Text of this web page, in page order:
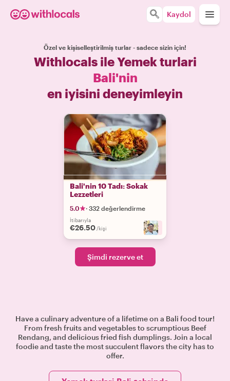
Kaydol
Özel ve kişiselleştirilmiş turlar - sadece sizin için!
Withlocals ile Yemek turlari
Bali'nin
en iyisini deneyimleyin
Bali'nin 10 Tadı: Sokak
Lezzetleri
5.0 · 332 değerlendirme
İtibarıyla
€26.50 /kişi +7
Şimdi rezerve et
Have a culinary adventure of a lifetime on a Bali food tour!
From fresh fruits and vegetables to scrumptious Beef
Rendang, and delicious fried fish dumplings. Join a local
foodie and taste the most succulent flavors the city has to
offer.